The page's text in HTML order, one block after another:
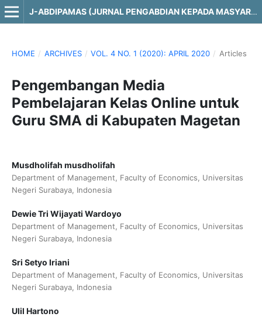
J-ABDIPAMAS (JURNAL PENGABDIAN KEPADA MASYARAKAT)
HOME / ARCHIVES / VOL. 4 NO. 1 (2020): APRIL 2020 / Articles
Pengembangan Media
Pembelajaran Kelas Online untuk
Guru SMA di Kabupaten Magetan
Musdholifah musdholifah
Department of Management, Faculty of Economics, Universitas
Negeri Surabaya, Indonesia
Dewie Tri Wijayati Wardoyo
Department of Management, Faculty of Economics, Universitas
Negeri Surabaya, Indonesia
Sri Setyo Iriani
Department of Management, Faculty of Economics, Universitas
Negeri Surabaya, Indonesia
Ulil Hartono